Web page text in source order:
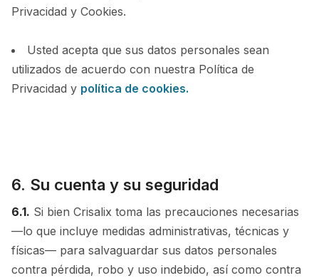
Privacidad y Cookies.
Usted acepta que sus datos personales sean
utilizados de acuerdo con nuestra Política de
Privacidad y política de cookies.
6. Su cuenta y su seguridad
6.1. Si bien Crisalix toma las precauciones necesarias
—lo que incluye medidas administrativas, técnicas y
físicas— para salvaguardar sus datos personales
contra pérdida, robo y uso indebido, así como contra